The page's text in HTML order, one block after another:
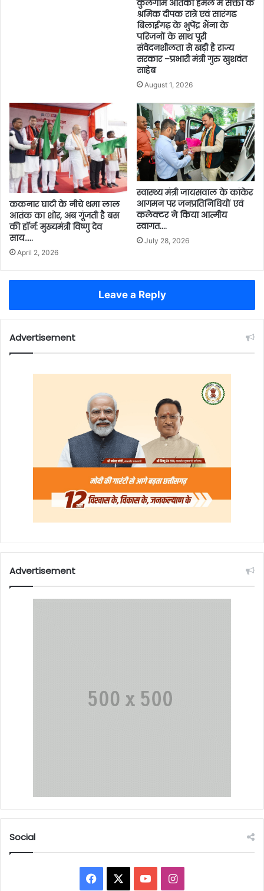
कुलगाम आतंकी हमले में सक्ती के
श्रमिक दीपक रात्रे एवं सारंगढ
बिलाईगढ़ के भुपेंद्र भैंना के
परिजनों के साथ पूरी
संवेदनशीलता से खड़ी है राज्य
सरकार –प्रभारी मंत्री गुरु खुशवंत
साहेब
August 1, 2026
ककनार घाटी के नीचे थमा लाल
आतंक का शोर, अब गूंजती है बस
की हॉर्न: मुख्यमंत्री विष्णु देव
साय…..
April 2, 2026
स्वास्थ्य मंत्री जायसवाल के कांकेर
आगमन पर जनप्रतिनिधियों एवं
कलेक्टर ने किया आत्मीय
स्वागत….
July 28, 2026
Leave a Reply
Advertisement
Advertisement
Social
Facebook YouTubeInstagram